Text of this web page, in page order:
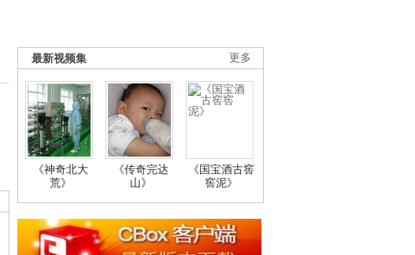
更多
最新视频集
《神奇北大
荒》
《传奇完达
山》
《国宝酒古窖
窖泥》